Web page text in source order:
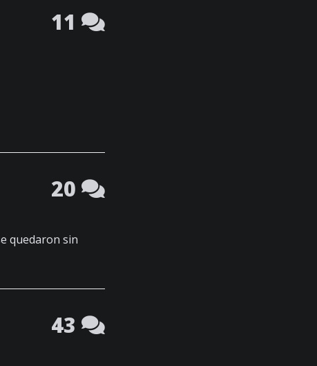
11
20
quedaron sin
43